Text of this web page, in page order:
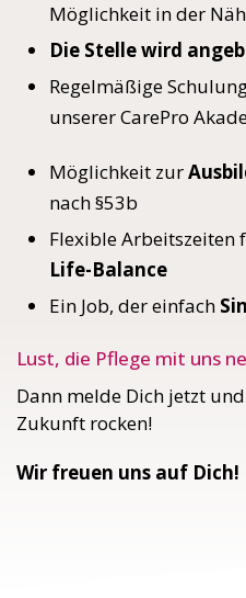
Möglichkeit in der
Die Stelle wird
Regelmäßige
unserer CarePro
Möglichkeit zur
nach §53b
Flexible Arbeitszeiten
Life-Balance
Ein Job, der einfach
Lust, die Pflege mit uns
Dann melde Dich jetzt
Zukunft rocken!
Wir freuen uns auf Dich!